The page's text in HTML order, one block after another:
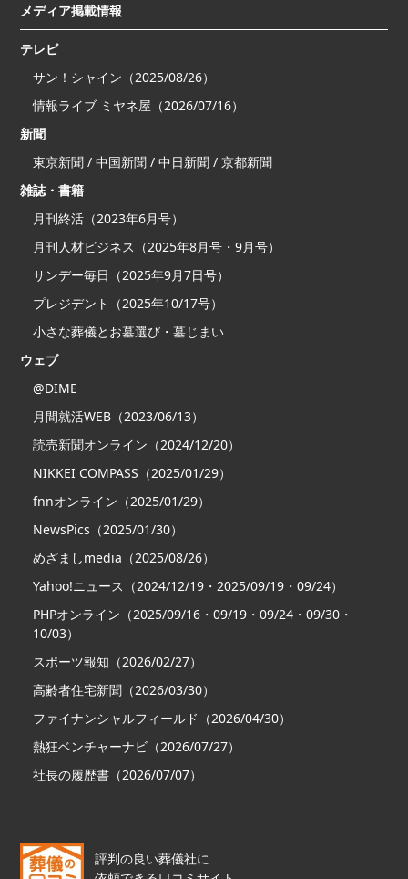
メディア掲載情報
テレビ
サン！シャイン（2025/08/26）
情報ライブ ミヤネ屋（2026/07/16）
新聞
東京新聞 / 中国新聞 / 中日新聞 / 京都新聞
雑誌・書籍
月刊終活（2023年6月号）
月刊人材ビジネス（2025年8月号・9月号）
サンデー毎日（2025年9月7日号）
プレジデント（2025年10/17号）
小さな葬儀とお墓選び・墓じまい
ウェブ
@DIME
月間就活WEB（2023/06/13）
読売新聞オンライン（2024/12/20）
NIKKEI COMPASS（2025/01/29）
fnnオンライン（2025/01/29）
NewsPics（2025/01/30）
めざましmedia（2025/08/26）
Yahoo!ニュース（2024/12/19・2025/09/19・09/24）
PHPオンライン（2025/09/16・09/19・09/24・09/30・
10/03）
スポーツ報知（2026/02/27）
高齢者住宅新聞（2026/03/30）
ファイナンシャルフィールド（2026/04/30）
熱狂ベンチャーナビ（2026/07/27）
社長の履歴書（2026/07/07）
評判の良い葬儀社に